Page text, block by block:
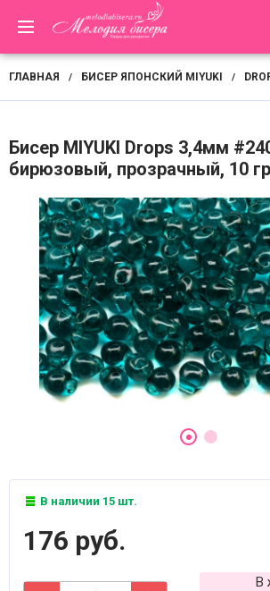
ГЛАВНАЯ / БИСЕР ЯПОНСКИЙ MIYUKI /
Бисер MIYUKI Drops 3,4мм
бирюзовый, прозрачный, 10
В наличии 15 шт.
176 руб.
В